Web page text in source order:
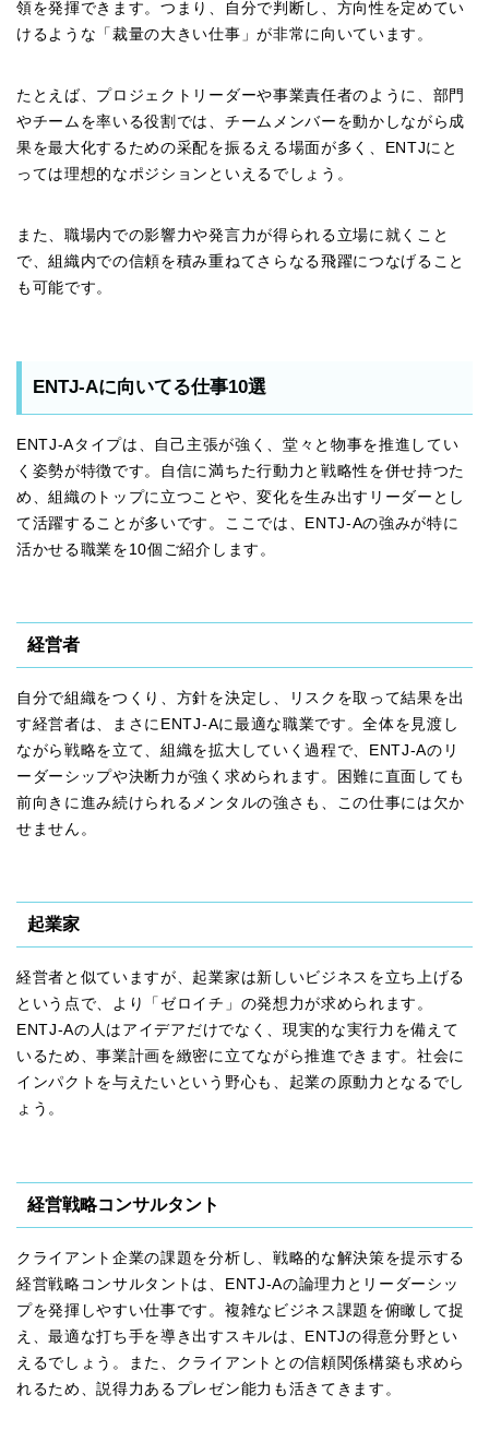
領を発揮できます。つまり、自分で判断し、方向性を定めてい
けるような「裁量の大きい仕事」が非常に向いています。
たとえば、プロジェクトリーダーや事業責任者のように、部門
やチームを率いる役割では、チームメンバーを動かしながら成
果を最大化するための采配を振るえる場面が多く、ENTJにと
っては理想的なポジションといえるでしょう。
また、職場内での影響力や発言力が得られる立場に就くこと
で、組織内での信頼を積み重ねてさらなる飛躍につなげること
も可能です。
ENTJ-Aに向いてる仕事10選
ENTJ-Aタイプは、自己主張が強く、堂々と物事を推進してい
く姿勢が特徴です。自信に満ちた行動力と戦略性を併せ持つた
め、組織のトップに立つことや、変化を生み出すリーダーとし
て活躍することが多いです。ここでは、ENTJ-Aの強みが特に
活かせる職業を10個ご紹介します。
経営者
自分で組織をつくり、方針を決定し、リスクを取って結果を出
す経営者は、まさにENTJ-Aに最適な職業です。全体を見渡し
ながら戦略を立て、組織を拡大していく過程で、ENTJ-Aのリ
ーダーシップや決断力が強く求められます。困難に直面しても
前向きに進み続けられるメンタルの強さも、この仕事には欠か
せません。
起業家
経営者と似ていますが、起業家は新しいビジネスを立ち上げる
という点で、より「ゼロイチ」の発想力が求められます。
ENTJ-Aの人はアイデアだけでなく、現実的な実行力を備えて
いるため、事業計画を緻密に立てながら推進できます。社会に
インパクトを与えたいという野心も、起業の原動力となるでし
ょう。
経営戦略コンサルタント
クライアント企業の課題を分析し、戦略的な解決策を提示する
経営戦略コンサルタントは、ENTJ-Aの論理力とリーダーシッ
プを発揮しやすい仕事です。複雑なビジネス課題を俯瞰して捉
え、最適な打ち手を導き出すスキルは、ENTJの得意分野とい
えるでしょう。また、クライアントとの信頼関係構築も求めら
れるため、説得力あるプレゼン能力も活きてきます。